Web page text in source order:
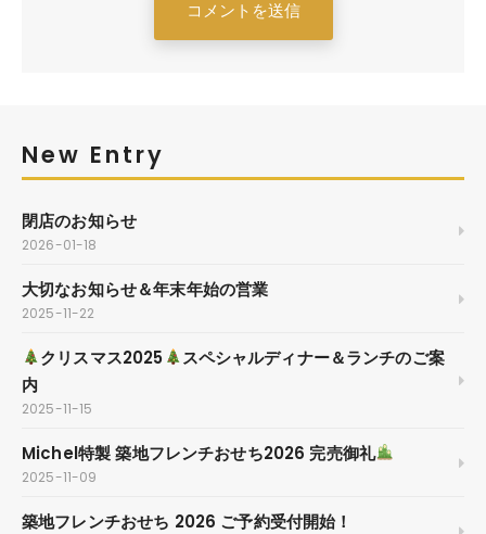
New Entry
閉店のお知らせ
2026-01-18
大切なお知らせ＆年末年始の営業
2025-11-22
クリスマス2025
スペシャルディナー＆ランチのご案
内
2025-11-15
Michel特製 築地フレンチおせち2026 完売御礼
2025-11-09
築地フレンチおせち 2026 ご予約受付開始！